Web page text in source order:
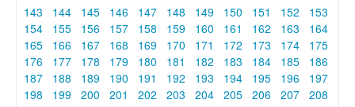
143
144 145 146 147 148 149 150 151 152
153
154
155 156 157 158 159 160 161 162 163
164
165
166 167 168 169 170 171 172 173 174
175
176
177 178 179 180 181 182 183 184 185
186
187
188 189 190 191 192 193 194 195 196
197
198
199 200 201 202 203 204 205 206 207 208